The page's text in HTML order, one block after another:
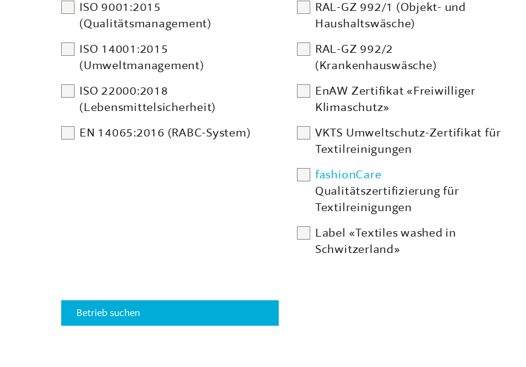
ISO 9001:2015
(Qualitätsmanagement)
ISO 14001:2015
(Umweltmanagement)
ISO 22000:2018
(Lebensmittelsicherheit)
EN 14065:2016 (RABC-System)
RAL-GZ 992/1 (Objekt- und
Haushaltswäsche)
RAL-GZ 992/2
(Krankenhauswäsche)
EnAW Zertifikat «Freiwilliger
Klimaschutz»
VKTS Umweltschutz-Zertifikat für
Textilreinigungen
fashionCare
Qualitätszertifizierung für
Textilreinigungen
Label «Textiles washed in
Schwitzerland»
Betrieb suchen